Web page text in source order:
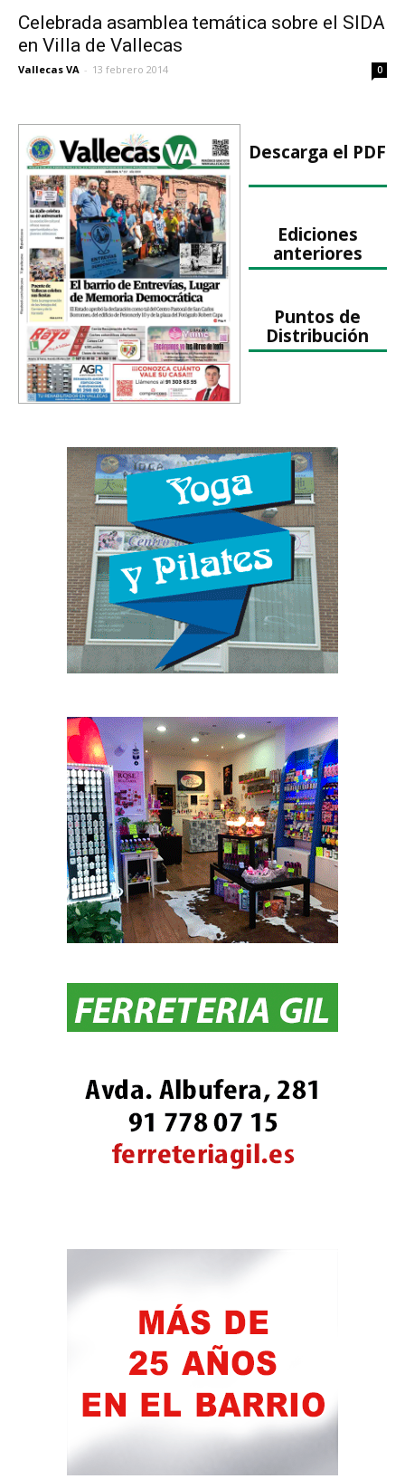
Celebrada asamblea temática sobre el SIDA
en Villa de Vallecas
Vallecas VA - 13 febrero 2014 0
Descarga el PDF
Ediciones
anteriores
Puntos de
Distribución